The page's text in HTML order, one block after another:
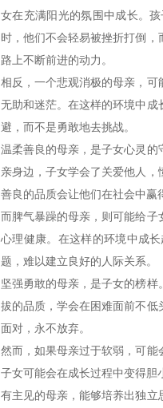
女在充满阳光的氛围中成长。
时，他们不会轻易被挫折打倒
路上不断前进的动力。
相反，一个悲观消极的母亲，
无助和迷茫。在这样的环境中
避，而不是勇敢地去挑战。
温柔善良的母亲，是子女心灵
亲身边，子女学会了关爱他人
善良的品质会让他们在社会中赢
而脾气暴躁的母亲，则可能给
心理健康。在这样的环境中成
题，难以建立良好的人际关系。
坚强勇敢的母亲，是子女的榜
拔的品质，学会在困难面前不
面对，永不放弃。
然而，如果母亲过于软弱，可
子女可能会在成长过程中变得胆
有主见的母亲，能够培养出独